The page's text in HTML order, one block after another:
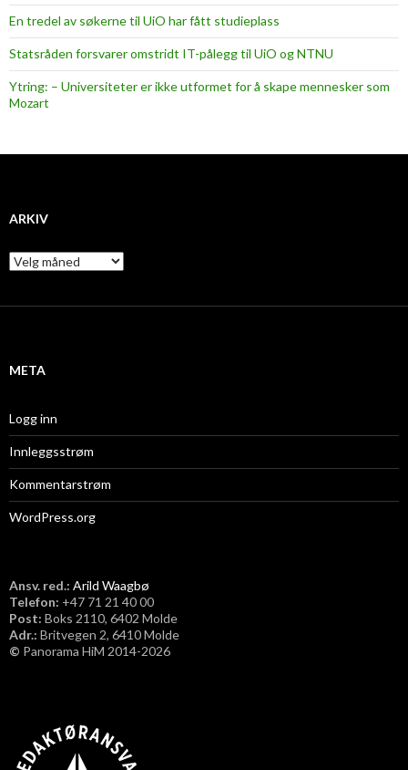
En tredel av søkerne til UiO har fått studieplass
Statsråden forsvarer omstridt IT-pålegg til UiO og NTNU
Ytring: – Universiteter er ikke utformet for å skape mennesker som
Mozart
ARKIV
A
r
i
META
Logg inn
Innleggsstrøm
Kommentarstrøm
WordPress.org
Ansv. red.: Arild Waagbø
Telefon: ​+47 71 21 40 00
Post: Boks 2110, 6402 Molde
Adr.: Britvegen 2, 6410 Molde
© Panorama HiM 2014-2026